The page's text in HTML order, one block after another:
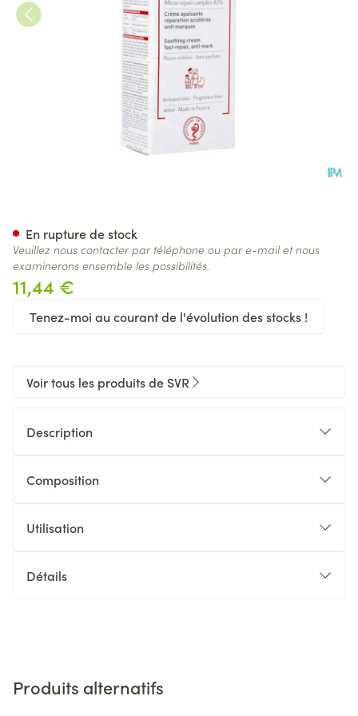
11,44 €
Tenez-moi au courant de l'évolution des stocks !
En rupture de stock
Veuillez nous contacter par téléphone ou par e-mail et nous
examinerons ensemble les possibilités.
Voir tous les produits de SVR
Description
Composition
Utilisation
Détails
Produits alternatifs